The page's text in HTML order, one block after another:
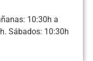
10:30h a
Sábados: 10:30h